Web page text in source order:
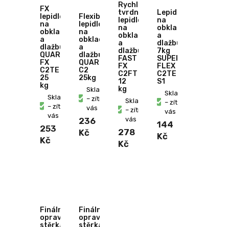
FX
lepidlo
na
obklady
a
dlažbu
QUARTZ
FX
C2TE
25
kg
Skladem
– zítra u
vás
253
Kč
Flexibilní
lepidlo
na
obklady
a
dlažbu
QUARTZ
C2
25kg
Skladem
– zítra u
vás
236
Kč
Rychle
tvrdnoucí
lepidlo
na
obklady
a
dlažbu
FAST
FX
C2FT
12
kg
Skladem
– zítra u
vás
278
Kč
Lepidlo
na
obklady
a
dlažbu
7kg
SUPER
FLEX
C2TE
S1
Skladem
– zítra u
vás
144
Kč
Finální
opravná
stěrka
Finální
opravná
stěrka